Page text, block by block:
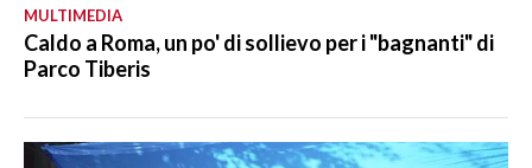
MULTIMEDIA
Caldo a Roma, un po' di sollievo per i "bagnanti" di
Parco Tiberis